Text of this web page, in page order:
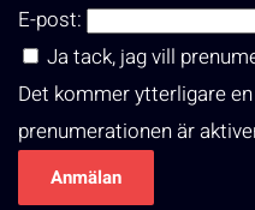
E-post:
Ja tack, jag vill
Det kommer ytterligare
prenumerationen är